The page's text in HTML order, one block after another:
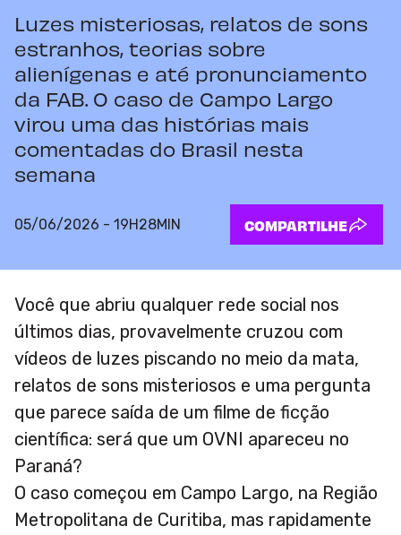
Luzes misteriosas, relatos de sons
estranhos, teorias sobre
alienígenas e até pronunciamento
da FAB. O caso de Campo Largo
virou uma das histórias mais
comentadas do Brasil nesta
semana
05/06/2026 - 19H28MIN COMPARTILHE
Você que abriu qualquer rede social nos
últimos dias, provavelmente cruzou com
vídeos de luzes piscando no meio da mata,
relatos de sons misteriosos e uma pergunta
que parece saída de um filme de ficção
científica: será que um OVNI apareceu no
Paraná?
O caso começou em Campo Largo, na Região
Metropolitana de Curitiba, mas rapidamente